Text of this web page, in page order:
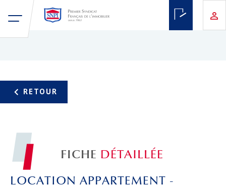
FICHE DÉTAILLÉE
LOCATION APPARTEMENT -